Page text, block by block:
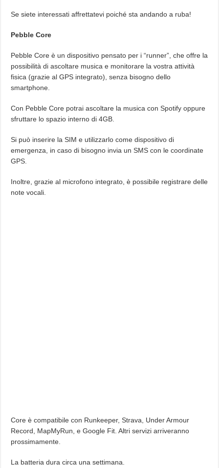
Se siete interessati affrettatevi poiché sta andando a ruba!
Pebble Core
Pebble Core è un dispositivo pensato per i “runner”, che offre la
possibilità di ascoltare musica e monitorare la vostra attività
fisica (grazie al GPS integrato), senza bisogno dello
smartphone.
Con Pebble Core potrai ascoltare la musica con Spotify oppure
sfruttare lo spazio interno di 4GB.
Si può inserire la SIM e utilizzarlo come dispositivo di
emergenza, in caso di bisogno invia un SMS con le coordinate
GPS.
Inoltre, grazie al microfono integrato, è possibile registrare delle
note vocali.
Core è compatibile con Runkeeper, Strava, Under Armour
Record, MapMyRun, e Google Fit. Altri servizi arriveranno
prossimamente.
La batteria dura circa una settimana.